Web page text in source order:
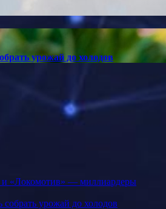
урожай до холодов
и «Локомотив» — миллиардеры
собрать урожай до холодов